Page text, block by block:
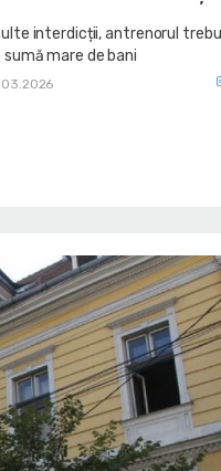
interdicții, antrenorul
mare de bani